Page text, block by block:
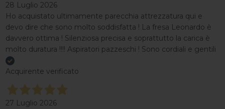
28 Luglio 2026
Ho acquistato ultimamente parecchia attrezzatura qui e
devo dire che sono molto soddisfatta ! La fresa Leonardo è
davvero ottima ! Silenziosa precisa e soprattutto la carica è
molto duratura !!!! Aspiratori pazzeschi ! Sono cordiali e gentili
Acquirente verificato
27 Luglio 2026